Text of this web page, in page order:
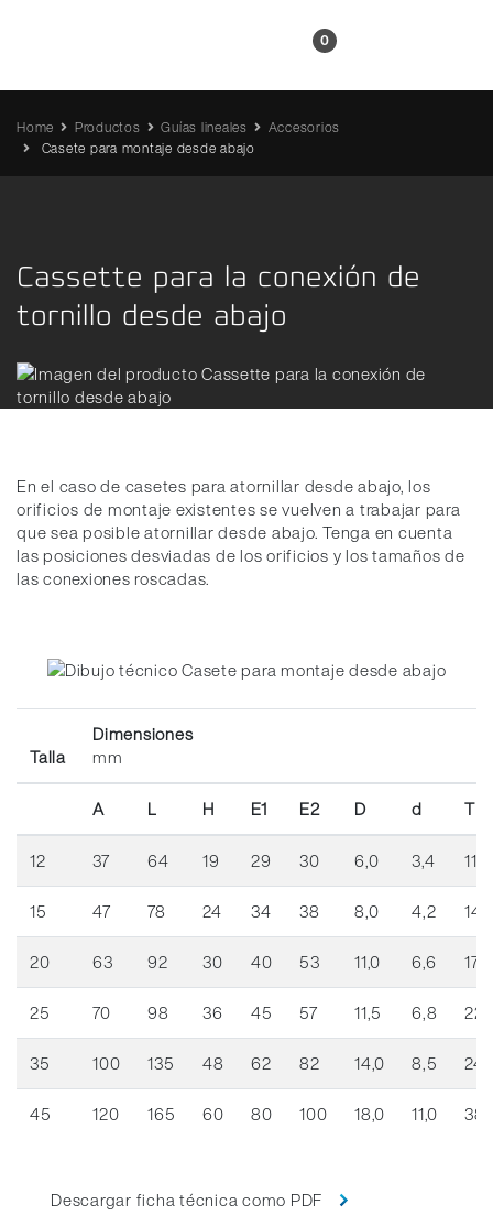
0
Home Productos Guías lineales
Accesorios
Casete para montaje desde abajo
Cassette para la conexión de
tornillo desde abajo
En el caso de casetes para atornillar desde abajo, los
orificios de montaje existentes se vuelven a trabajar para
que sea posible atornillar desde abajo. Tenga en cuenta
las posiciones desviadas de los orificios y los tamaños de
las conexiones roscadas.
Talla
Dimensiones
mm
A L H E1 E2 D d T
12 37 64 19 29 30 6,0 3,4 11,5
15 47 78 24 34 38 8,0 4,2
20 63 92 30 40 53 11,0 6,6 17,0
25 70 98 36 45 57 11,5 6,8
35 100 135 48 62 82 14,0 8,5
45 120 165 60 80 100 18,0 11,0
Descargar ficha técnica como PDF